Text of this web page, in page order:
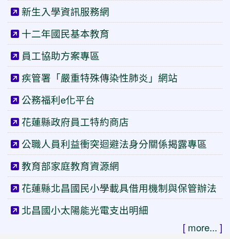
新生入學資訊服務網
十二年國民基本教育
員工協助方案專區
疾管署「嚴重特殊傳染性肺炎」網站
公務福利e化平台
花蓮縣政府員工特約商店
公職人員利益衝突迴避法身分關係揭露專區
教育部家庭教育資源網
花蓮縣北昌國民小學載具借用機制與保管辦法
北昌國小太陽能光電支出明細
[ more... ]